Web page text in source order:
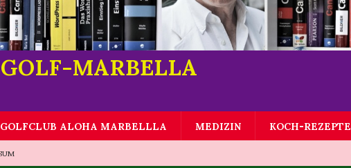
MARBELLA
GOLFCLUB ALOHA MARBELLLA MEDIZIN KOCH-REZEPTE